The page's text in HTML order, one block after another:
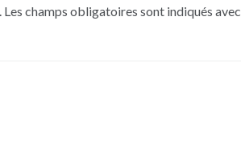
Les champs obligatoires sont indiqués avec